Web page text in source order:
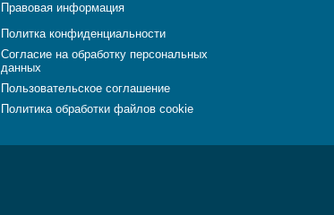
Правовая информация
Политка конфиденциальности
Согласие на обработку персональных
данных
Пользовательское соглашение
Политика обработки файлов cookie